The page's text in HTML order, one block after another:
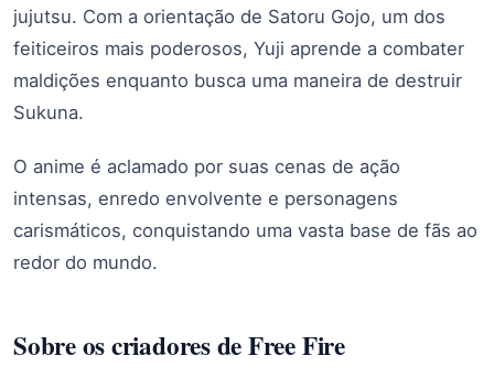
jujutsu. Com a orientação de Satoru Gojo, um dos
feiticeiros mais poderosos, Yuji aprende a combater
maldições enquanto busca uma maneira de destruir
Sukuna.
O anime é aclamado por suas cenas de ação
intensas, enredo envolvente e personagens
carismáticos, conquistando uma vasta base de fãs ao
redor do mundo.
Sobre os criadores de Free Fire